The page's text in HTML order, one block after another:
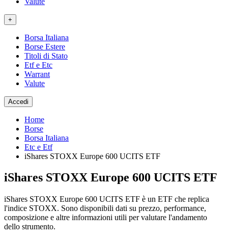
+
Borsa Italiana
Borse Estere
Titoli di Stato
Etf e Etc
Warrant
Valute
Accedi
Home
Borse
Borsa Italiana
Etc e Etf
iShares STOXX Europe 600 UCITS ETF
iShares STOXX Europe 600 UCITS ETF
iShares STOXX Europe 600 UCITS ETF è un ETF che replica
l'indice STOXX. Sono disponibili dati su prezzo, performance,
composizione e altre informazioni utili per valutare l'andamento
dello strumento.